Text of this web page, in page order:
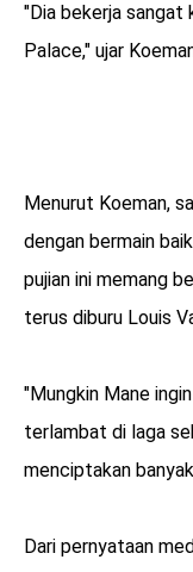
"Dia bekerja sangat
Palace," ujar
Menurut Koeman,
dengan bermain
pujian ini memang
terus diburu Louis
"Mungkin Mane
terlambat di laga
menciptakan
Dari pernyataan